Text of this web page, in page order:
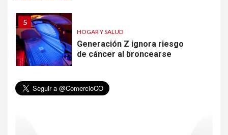
5
HOGAR Y SALUD
Generación Z ignora riesgo
de cáncer al broncearse
6